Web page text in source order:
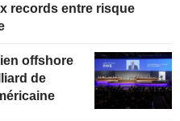
records entre risque
de